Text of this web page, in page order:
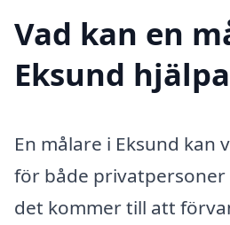
Vad kan en
Eksund
En målare i Eksund kan
för både
det kommer till att